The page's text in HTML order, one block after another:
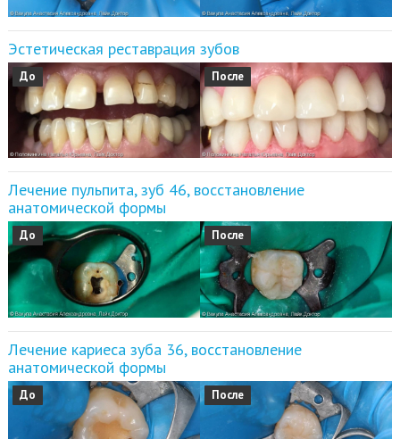
Эстетическая реставрация зубов
До После
Лечение пульпита, зуб 46, восстановление
анатомической формы
До После
Лечение кариеса зуба 36, восстановление
анатомической формы
До После